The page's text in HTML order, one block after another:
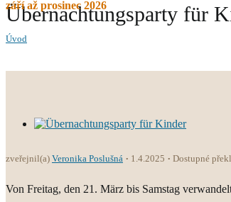
září až prosinec 2026
Übernachtungsparty für
Úvod
zveřejnil(a) Veronika Poslušná 1.4.2025 Dostupné
Von Freitag, den 21. März bis Samstag